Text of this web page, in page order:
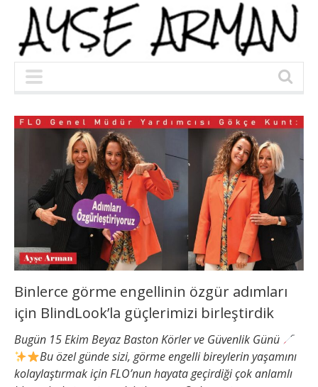
Binlerce görme engellinin özgür adımları
için BlindLook’la güçlerimizi birleştirdik
Bugün 15 Ekim Beyaz Baston Körler ve Güvenlik Günü
Bu özel günde sizi, görme engelli bireylerin yaşamını
kolaylaştırmak için FLO’nun hayata geçirdiği çok anlamlı